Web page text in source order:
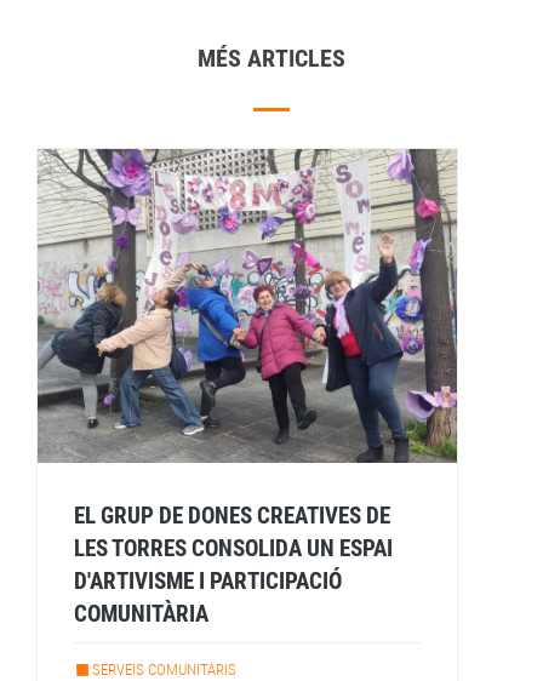
MÉS ARTICLES
EL GRUP DE DONES CREATIVES DE
LES TORRES CONSOLIDA UN ESPAI
D'ARTIVISME I PARTICIPACIÓ
COMUNITÀRIA
SERVEIS COMUNITARIS